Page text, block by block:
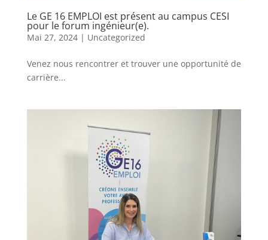
Le GE 16 EMPLOI est présent au campus CESI
pour le forum ingénieur(e).
Mai 27, 2024| Uncategorized
Venez nous rencontrer et trouver une opportunité de
carrière...